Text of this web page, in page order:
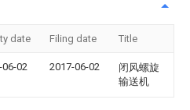
date Filing date Title
06-02 2017-06-02
闭风螺旋
输送机